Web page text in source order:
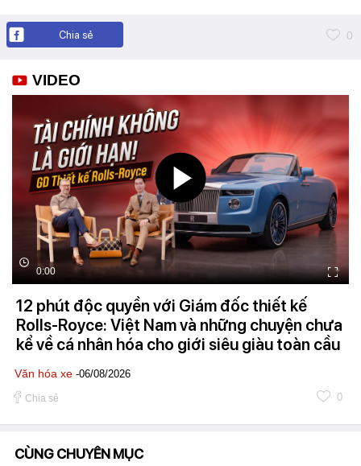
Chia sẻ 0
VIDEO
0:00
12 phút độc quyền với Giám đốc thiết kế
Rolls-Royce: Việt Nam và những chuyện chưa
kể về cá nhân hóa cho giới siêu giàu toàn cầu
Văn hóa xe -06/08/2026
Chia sẻ 0
CÙNG CHUYÊN MỤC